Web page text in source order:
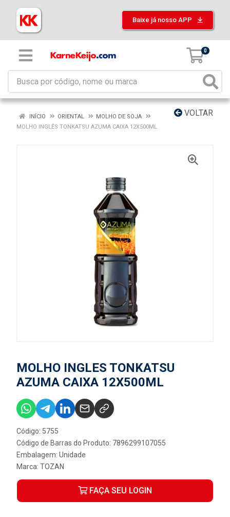
Baixe já nosso APP
0
VOLTAR
INÍCIO ORIENTAL
MOLHO DE SOJA
MOLHO INGLÊS TONKATSU AZUMA CAIXA 12X500ML
MOLHO INGLES TONKATSU
AZUMA CAIXA 12X500ML
Código: 5755
Código de Barras do Produto: 7896299107055
Embalagem: Unidade
Marca: TOZAN
FAÇA SEU LOGIN